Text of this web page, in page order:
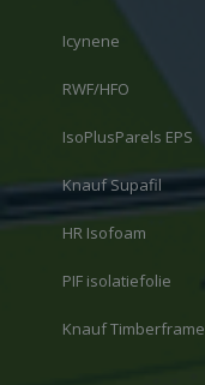
Icynene
RWF/HFO
IsoPlusParels EPS
Knauf Supafil
HR Isofoam
PIF isolatiefolie
Knauf Timberframe